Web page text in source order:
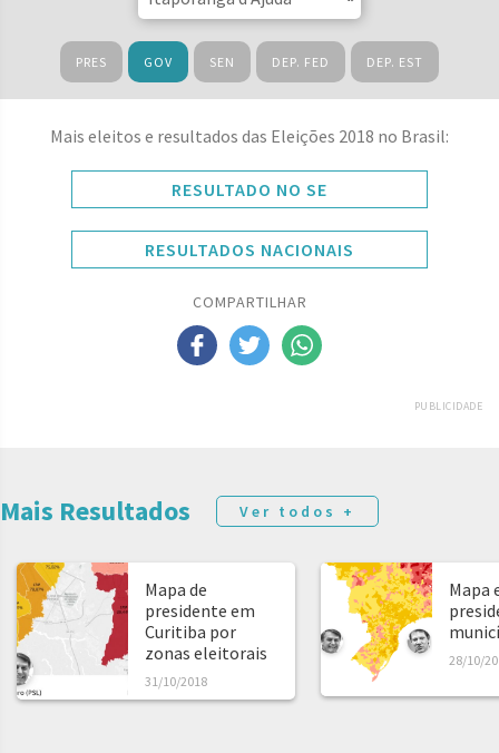
PRES GOV SEN DEP. FED DEP. EST
Mais eleitos e resultados das Eleições 2018 no Brasil:
RESULTADO NO SE
RESULTADOS NACIONAIS
COMPARTILHAR
PUBLICIDADE
Mais Resultados Ver todos +
Mapa de
presidente em
Curitiba por
zonas eleitorais
31/10/2018
Mapa
28/10/